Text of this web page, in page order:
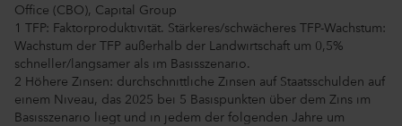
Office (CBO), Capital Group
1 TFP: Faktorproduktivität. Stärkeres/schwächeres TFP-Wachstum:
Wachstum der TFP außerhalb der Landwirtschaft um 0,5%
schneller/langsamer als im Basisszenario.
2 Höhere Zinsen: durchschnittliche Zinsen auf Staatsschulden auf
einem Niveau, das 2025 bei 5 Basispunkten über dem Zins im
Basisszenario liegt und in jedem der folgenden Jahre um